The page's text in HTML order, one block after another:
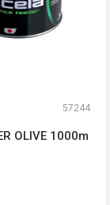
57244
OLIVE 1000m